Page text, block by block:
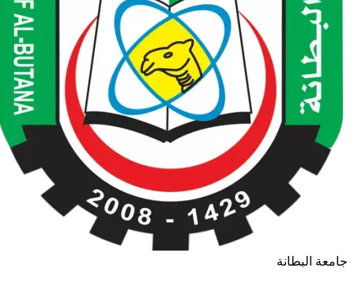
جامعة البطانة